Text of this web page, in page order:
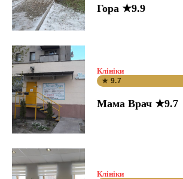
Гора ★9.9
Клініки
★ 9.7
Мама Врач ★9.7
Клініки